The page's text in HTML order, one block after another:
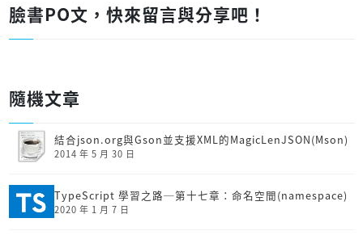
臉書PO文，快來留言與分享吧！
隨機文章
結合json.org與Gson並支援XML的MagicLenJSON(Mson)
2014 年 5 月 30 日
TypeScript 學習之路─第十七章：命名空間(namespace)
2020 年 1 月 7 日